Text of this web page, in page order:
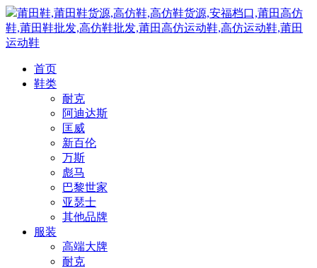
莆田鞋,莆田鞋货源,高仿鞋,高仿鞋货源,安福档口,莆田高仿
鞋,莆田鞋批发,高仿鞋批发,莆田高仿运动鞋,高仿运动鞋,莆田
运动鞋
首页
鞋类
耐克
阿迪达斯
匡威
新百伦
万斯
彪马
巴黎世家
亚瑟士
其他品牌
服装
高端大牌
耐克